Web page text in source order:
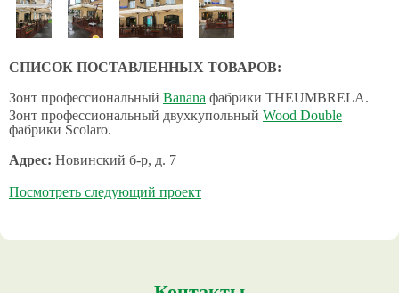
СПИСОК ПОСТАВЛЕННЫХ ТОВАРОВ:
Зонт профессиональный Banana фабрики THEUMBRELA.
Зонт профессиональный двухкупольный Wood Double
фабрики Scolaro.
Адрес: Новинский б-р, д. 7
Посмотреть следующий проект